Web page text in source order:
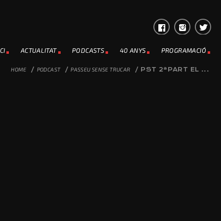
ACTUALITAT PODCASTS 40 ANYS PROGRAMACIÓ
HOME / PODCAST / PASSEU SENSE TRUCAR / PST 2ªPART EL ...